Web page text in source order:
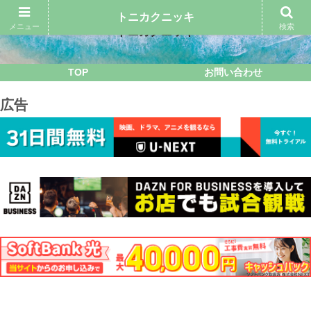
TOP お問い合わせ
広告
メニュー
トニカクニッキ
検索